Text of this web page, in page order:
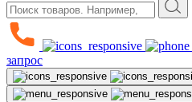
запрос